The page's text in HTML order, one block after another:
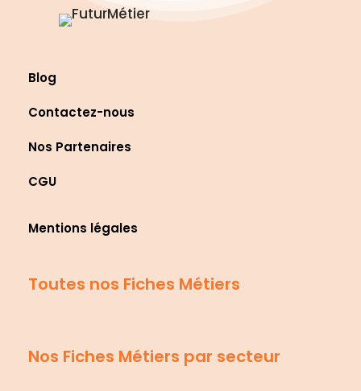
Blog
Contactez-nous
Nos Partenaires
CGU
Mentions légales
Toutes nos Fiches Métiers
Nos Fiches Métiers par secteur